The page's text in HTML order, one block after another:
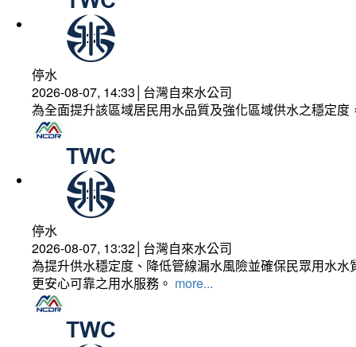
停水
2026-08-07, 14:33│台灣自來水公司
為全面提升該區域居民用水品質及強化區域供水之穩定
停水
2026-08-07, 13:32│台灣自來水公司
為提升供水穩定度、降低管線漏水風險並確保民眾用水
更安心可靠之用水服務。 more...